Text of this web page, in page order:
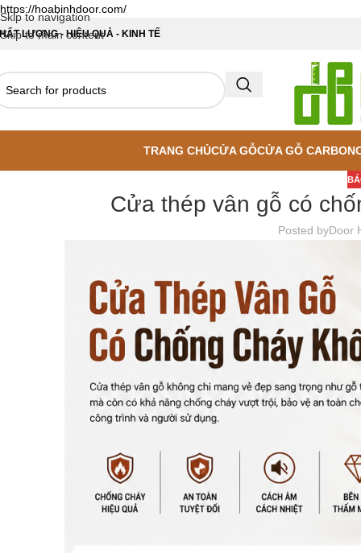
https://hoabinhdoor.com/
Skip to navigation
Skip to main content
LƯỢNG - HIỆU QUẢ - KINH TẾ
TRANG CHỦCỬA GỖCỬA GỖ CARBON
Cửa thép vân gỗ có
Posted byDoor